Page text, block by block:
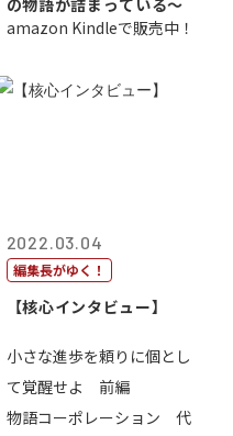
の物語が詰まっている〜
amazon Kindleで販売中！
2022.03.04
編集長がゆく！
【核心インタビュー】
小さな進歩を頼りに個とし
て覚醒せよ 前編
物語コーポレーション 代